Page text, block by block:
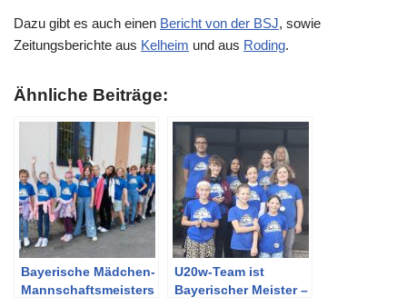
Dazu gibt es auch einen Bericht von der BSJ, sowie
Zeitungsberichte aus Kelheim und aus Roding.
Ähnliche Beiträge:
Bayerische Mädchen-
Mannschaftsmeisters
U20w-Team ist
Bayerischer Meister –